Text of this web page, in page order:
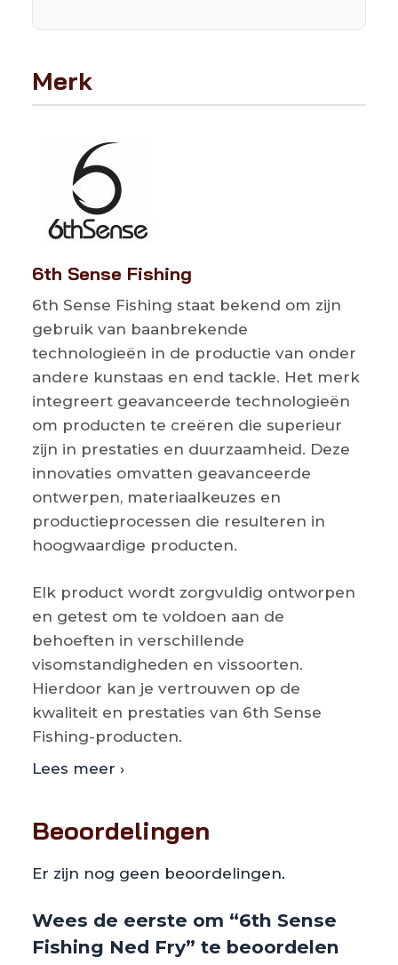
Merk
6th Sense Fishing
6th Sense Fishing staat bekend om zijn
gebruik van baanbrekende
technologieën in de productie van onder
andere kunstaas en end tackle. Het merk
integreert geavanceerde technologieën
om producten te creëren die superieur
zijn in prestaties en duurzaamheid. Deze
innovaties omvatten geavanceerde
ontwerpen, materiaalkeuzes en
productieprocessen die resulteren in
hoogwaardige producten.
Elk product wordt zorgvuldig ontworpen
en getest om te voldoen aan de
behoeften in verschillende
visomstandigheden en vissoorten.
Hierdoor kan je vertrouwen op de
kwaliteit en prestaties van 6th Sense
Fishing-producten.
Lees meer ›
Beoordelingen
Er zijn nog geen beoordelingen.
Wees de eerste om “6th Sense
Fishing Ned Fry” te beoordelen